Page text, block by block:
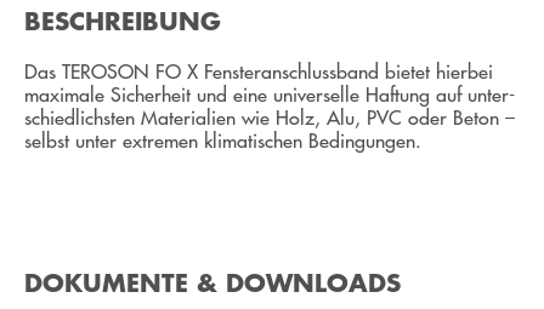
BESCHREIBUNG
Das TEROSON FO X Fenster­an­schluss­band bietet hierbei
maximale Sicher­heit und eine universelle Haftung auf unter­
schiedlichsten Materialien wie Holz, Alu, PVC oder Beton –
selbst unter extremen klimatischen Bedingungen.
DOKUMENTE & DOWNLOADS